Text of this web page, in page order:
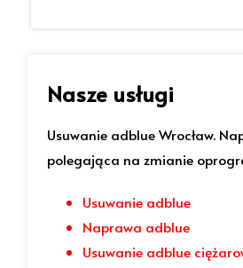
Nasze usługi
Usuwanie adblue Wrocław.
polegająca na zmianie
Usuwanie adblue
Naprawa adblue
Usuwanie adblue